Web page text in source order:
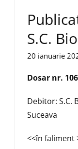
S.C.
20 ianuarie
Dosar nr.
Debitor: S.C.
Suceava
<<în faliment